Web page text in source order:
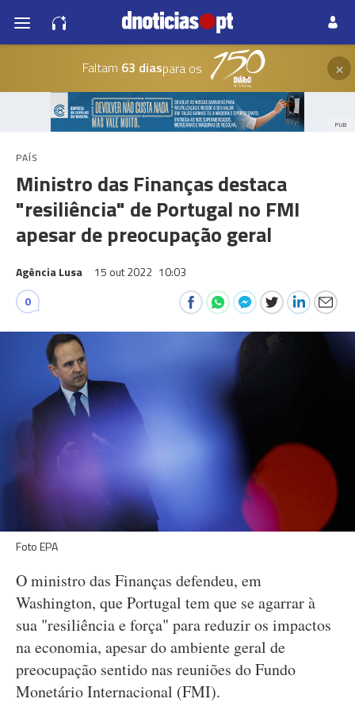
Faltam 63 diaspara os ×
PUB
PAÍS
Ministro das Finanças destaca
"resiliência" de Portugal no FMI
apesar de preocupação geral
Agência Lusa 15 out 2022 10:03
0
Foto EPA
O ministro das Finanças defendeu, em
Washington, que Portugal tem que se agarrar à
sua "resiliência e força" para reduzir os impactos
na economia, apesar do ambiente geral de
preocupação sentido nas reuniões do Fundo
Monetário Internacional (FMI).